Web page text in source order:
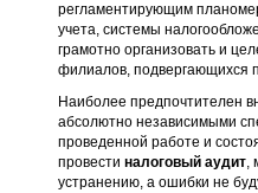
регламентирующим
учета, системы
грамотно организовать и
филиалов, подвергающихся
Наиболее предпочтителен
абсолютно независимыми
проведенной работе и
провести налоговый аудит,
устранению, а ошибки не